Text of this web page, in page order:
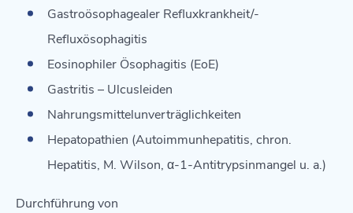
Gastroösophagealer Refluxkrankheit/-
Refluxösophagitis
Eosinophiler Ösophagitis (EoE)
Gastritis – Ulcusleiden
Nahrungsmittelunverträglichkeiten
Hepatopathien (Autoimmunhepatitis, chron.
Hepatitis, M. Wilson, α-1-Antitrypsinmangel u. a.)
Durchführung von